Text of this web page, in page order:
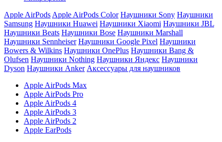
Apple AirPods Apple AirPods Color Наушники Sony Наушники
Samsung Наушники Huawei Наушники Xiaomi Наушники JBL
Наушники Beats Наушники Bose Наушники Marshall
Наушники Sennheiser Наушники Google Pixel Наушники
Bowers & Wilkins Наушники OnePlus Наушники Bang &
Olufsen Наушники Nothing Наушники Яндекс Наушники
Dyson Наушники Anker Аксессуары для наушников
Apple AirPods Max
Apple AirPods Pro
Apple AirPods 4
Apple AirPods 3
Apple AirPods 2
Apple EarPods